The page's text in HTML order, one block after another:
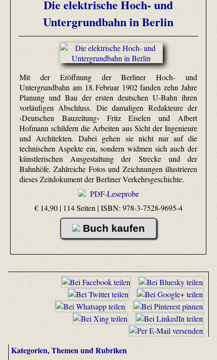
Die elektrische Hoch- und
Untergrundbahn in Berlin
Mit der Eröffnung der Berliner Hoch- und
Untergrundbahn am 18. Februar 1902 fanden zehn Jahre
Planung und Bau der ersten deutschen U-Bahn ihren
vorläufigen Abschluss. Die damaligen Redakteure der
›Deutschen Bauzeitung‹ Fritz Eiselen und Albert
Hofmann schildern die Arbeiten aus Sicht der Ingenieure
und Architekten. Dabei gehen sie nicht nur auf die
technischen Aspekte ein, sondern widmen sich auch der
künstlerischen Ausgestaltung der Strecke und der
Bahnhöfe. Zahlreiche Fotos und Zeichnungen illustrieren
dieses Zeitdokument der Berliner Verkehrsgeschichte.
PDF-Leseprobe
€ 14,90 | 114 Seiten |ISBN: 978-3-7528-9695-4
Buch kaufen
Kategorien, Themen und Rubriken